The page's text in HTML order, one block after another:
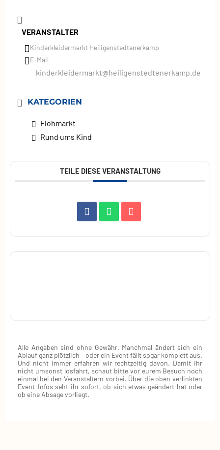
VERANSTALTER
Kinderkleidermarkt Heiligenstedtenerkamp
E-Mail
kinderkleidermarkt@heiligenstedtenerkamp.de
KATEGORIEN
Flohmarkt
Rund ums Kind
TEILE DIESE VERANSTALTUNG
Alle Angaben sind ohne Gewähr. Manchmal ändert sich ein
Ablauf ganz plötzlich – oder ein Event fällt sogar komplett aus.
Und nicht immer erfahren wir rechtzeitig davon. Damit ihr
nicht umsonst losfahrt, schaut bitte vor eurem Besuch noch
einmal bei den Veranstaltern vorbei. Über die oben verlinkten
Event‑Infos seht ihr sofort, ob sich etwas geändert hat oder
ob eine Absage vorliegt.